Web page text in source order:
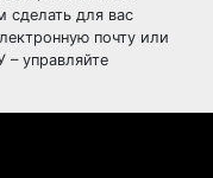
для вас
почту или
управляйте